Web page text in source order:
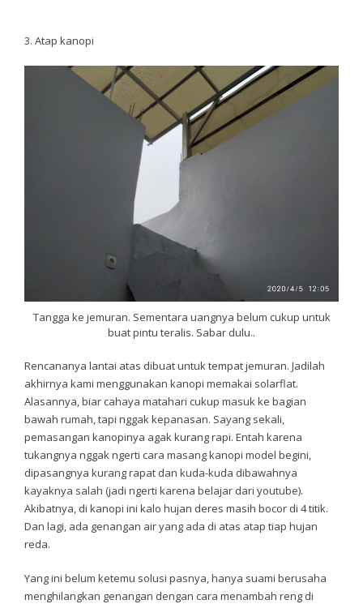
3. Atap kanopi
Tangga ke jemuran. Sementara uangnya belum cukup untuk
buat pintu teralis. Sabar dulu..
Rencananya lantai atas dibuat untuk tempat jemuran. Jadilah
akhirnya kami menggunakan kanopi memakai solarflat.
Alasannya, biar cahaya matahari cukup masuk ke bagian
bawah rumah, tapi nggak kepanasan. Sayang sekali,
pemasangan kanopinya agak kurang rapi. Entah karena
tukangnya nggak ngerti cara masang kanopi model begini,
dipasangnya kurang rapat dan kuda-kuda dibawahnya
kayaknya salah (jadi ngerti karena belajar dari youtube).
Akibatnya, di kanopi ini kalo hujan deres masih bocor di 4 titik.
Dan lagi, ada genangan air yang ada di atas atap tiap hujan
reda.
Yang ini belum ketemu solusi pasnya, hanya suami berusaha
menghilangkan genangan dengan cara menambah reng di